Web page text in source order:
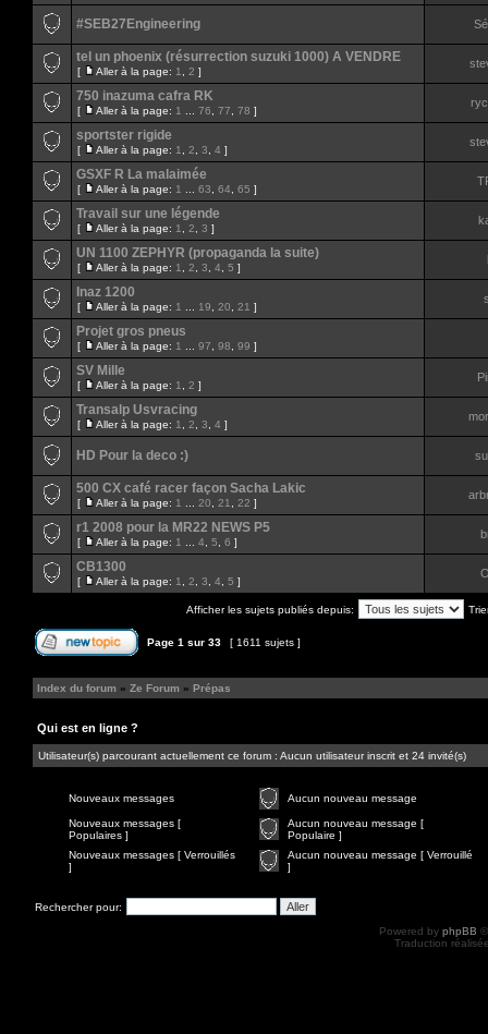
#SEB27Engineering
tel un phoenix (résurrection suzuki 1000) A VENDRE
[ Aller à la page: 1 2 ]
750 inazuma cafra RK
[ Aller à la page: 1 76 77 78 ]
sportster rigide
[ Aller à la page: 1 2 3 4 ]
GSXF R La malaimée
[ Aller à la page: 1 63 64 65 ]
Travail sur une légende
[ Aller à la page: 1 2 3 ]
UN 1100 ZEPHYR (propaganda la suite)
[ Aller à la page: 1 2 3 4 5 ]
Inaz 1200
[ Aller à la page: 1 19 20 21 ]
Projet gros pneus
[ Aller à la page: 1 97 98 99 ]
SV Mille
[ Aller à la page: 1 2 ]
Transalp Usvracing
[ Aller à la page: 1 2 3 4 ]
HD Pour la deco :)
500 CX café racer façon Sacha Lakic
[ Aller à la page: 1 20 21 22 ]
r1 2008 pour la MR22 NEWS P5
[ Aller à la page: 1 4 5 6 ]
CB1300
[ Aller à la page: 1 2 3 4 5 ]
Afficher les sujets publiés depuis:
Page 1 sur 33 [ 1611 sujets ]
Index du forum » Ze Forum » Prépas
Qui est en ligne ?
Utilisateur(s) parcourant actuellement ce forum : Aucun utilisateur inscrit et 24 invité(s)
Nouveaux messages Aucun nouveau message
Nouveaux messages [
Populaires ]
Aucun nouveau message [
Populaire ]
Nouveaux messages [ Verrouillés
]
Aucun nouveau message [ Verrouillé
]
Rechercher pour:
Powered by phpBB
Traduction